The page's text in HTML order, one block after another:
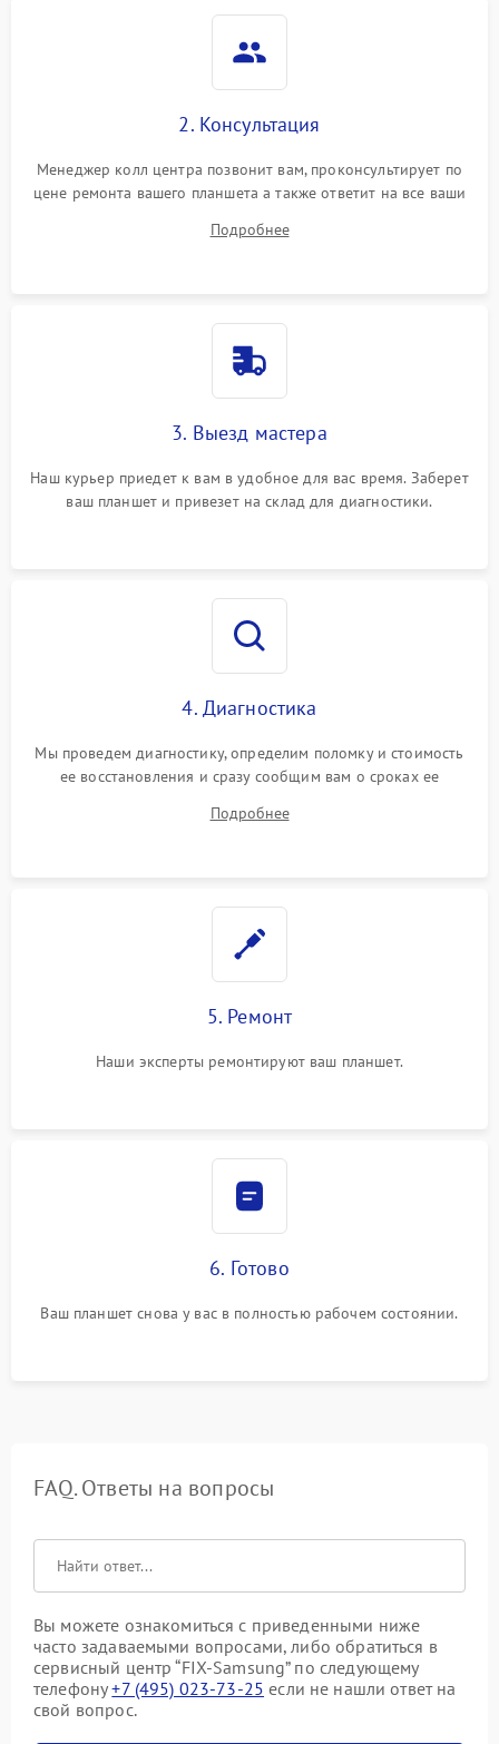
2. Консультация
Менеджер колл центра позвонит вам, проконсультирует по
цене ремонта вашего планшета а также ответит на все ваши
Подробнее
3. Выезд мастера
Наш курьер приедет к вам в удобное для вас время. Заберет
ваш планшет и привезет на склад для диагностики.
4. Диагностика
Мы проведем диагностику, определим поломку и стоимость
ее восстановления и сразу сообщим вам о сроках ее
Подробнее
5. Ремонт
Наши эксперты ремонтируют ваш планшет.
6. Готово
Ваш планшет снова у вас в полностью рабочем состоянии.
FAQ. Ответы на вопросы
Вы можете ознакомиться с приведенными ниже
часто задаваемыми вопросами, либо обратиться в
сервисный центр “FIX-Samsung” по следующему
телефону+7 (495) 023-73-25 если не нашли ответ на
свой вопрос.